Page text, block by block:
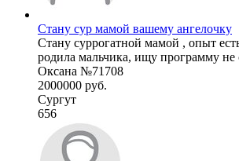
Стану сур мамой вашему ангелочку
Стану суррогатной мамой , опыт
родила мальчика, ищу программу не
Оксана №71708
2000000 руб.
Сургут
656